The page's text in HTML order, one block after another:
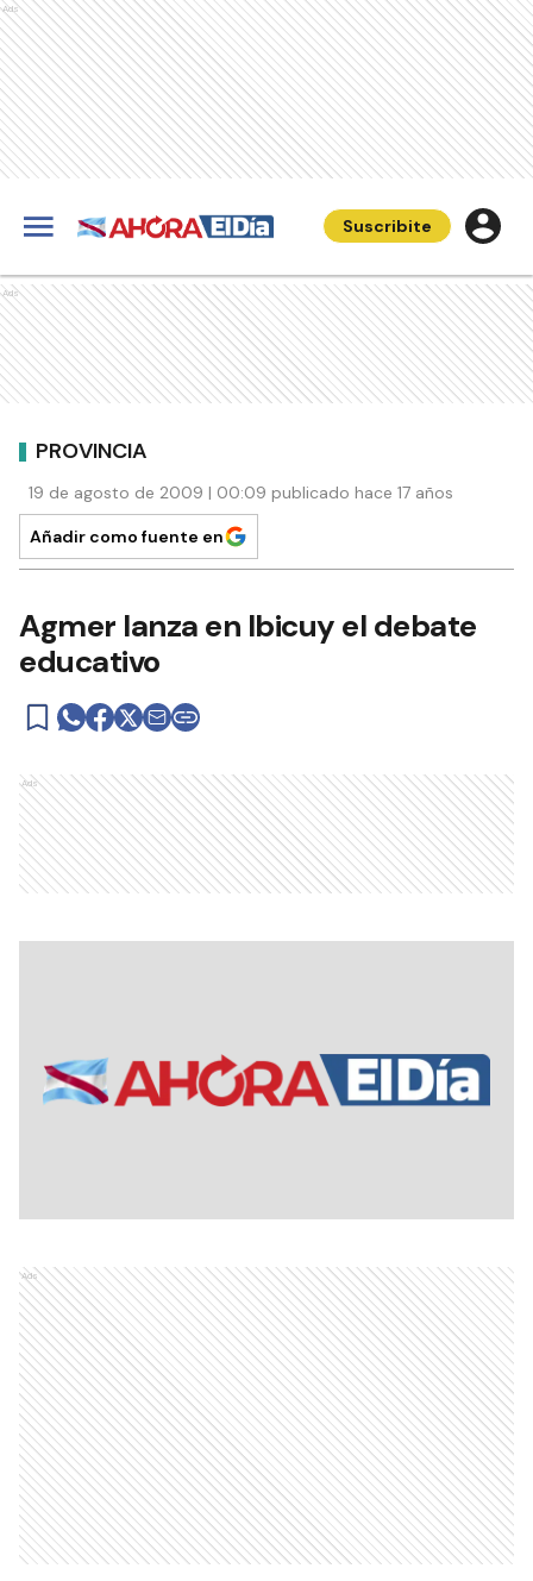
Ads
Suscribite
Ads
PROVINCIA
19 de agosto de 2009 | 00:09 publicado hace 17 años
Añadir como fuente en
Agmer lanza en Ibicuy el debate
educativo
Ads
Ads